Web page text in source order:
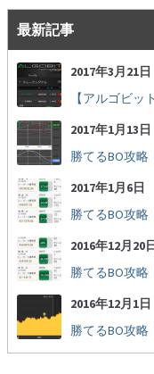
最新記事
2017年3月21日
【アルゴビッ
2017年1月13日
勝てるBO攻略
2017年1月6日
2016年12月20日
2016年12月1日